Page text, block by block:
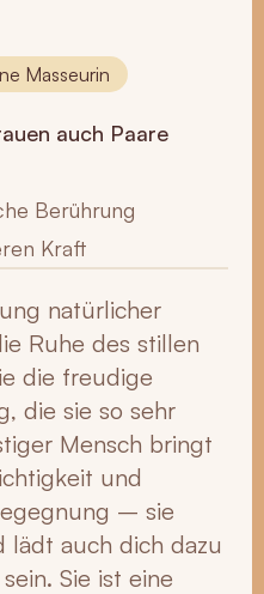
Masseurin
auch Paare
Berührung
Kraft
natürlicher
Ruhe des stillen
die freudige
die sie so sehr
Mensch bringt
und
– sie
lädt auch dich dazu
Sie ist eine